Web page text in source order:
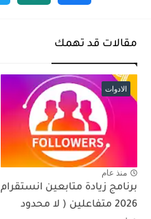
مقالات قد تهمك
الادوات
منذ عام
برنامج زيادة متابعين انستقرام
2026 متفاعلين ( لا محدود